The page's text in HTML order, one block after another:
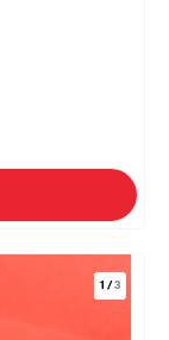
1 /3